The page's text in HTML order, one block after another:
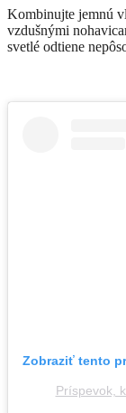
Kombinujte jemnú
vzdušnými
svetlé odtiene
Zobraziť tento
Príspevok,